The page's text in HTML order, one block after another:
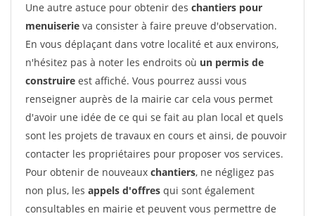
Une autre astuce pour obtenir des chantiers pour
menuiserie va consister à faire preuve d'observation.
En vous déplaçant dans votre localité et aux environs,
n'hésitez pas à noter les endroits où un permis de
construire est affiché. Vous pourrez aussi vous
renseigner auprès de la mairie car cela vous permet
d'avoir une idée de ce qui se fait au plan local et quels
sont les projets de travaux en cours et ainsi, de pouvoir
contacter les propriétaires pour proposer vos services.
Pour obtenir de nouveaux chantiers, ne négligez pas
non plus, les appels d'offres qui sont également
consultables en mairie et peuvent vous permettre de